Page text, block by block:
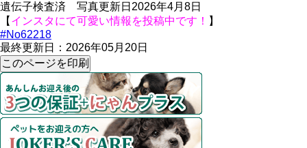
遺伝子検査済 写真更新日2026年4月8日
【 インスタにて可愛い情報を投稿中です！ 】
#No62218
最終更新日：2026年05月20日